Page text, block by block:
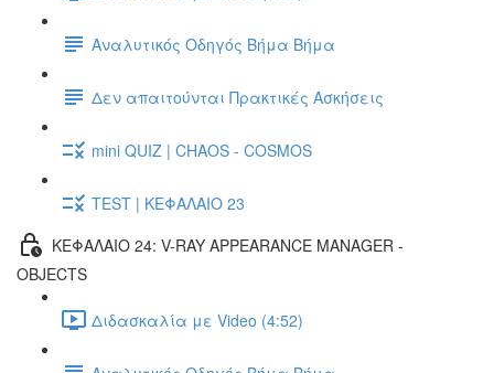
Αναλυτικός Οδηγός Βήμα Βήμα
Δεν απαιτούνται Πρακτικές Ασκήσεις
mini QUIZ | CHAOS - COSMOS
TEST | ΚΕΦΑΛΑΙΟ 23
ΚΕΦΑΛΑΙΟ 24: V-RAY APPEARANCE MANAGER -
OBJECTS
Διδασκαλία με Video (4:52)